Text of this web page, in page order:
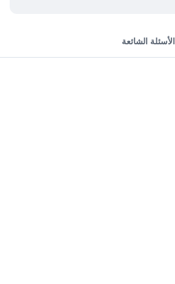
الأسئلة الشائعة